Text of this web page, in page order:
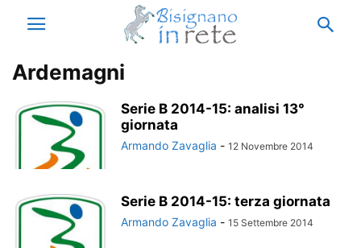
Ardemagni
Serie B 2014-15: analisi 13°
giornata
Armando Zavaglia - 12 Novembre 2014
Serie B 2014-15: terza giornata
Armando Zavaglia - 15 Settembre 2014